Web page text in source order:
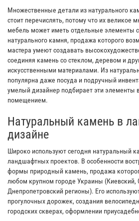
Множественные детали из натурального
стоит перечислять, потому что их великое
мебель может иметь отдельные элементы
натурального камня, продажа которого
мастера умеют создавать
соединяя камень со стеклом, деревом и
искусственными материалами. Из
популярна даже посуда и подручный
умелый дизайнер подбирает эти элементы
помещением.
Натуральный камень в
дизайне
Широко используют сегодня натуральный
ландшафтных проектов. В особенности
формы природный камень, продажа
любом крупном городе Украины (Киевский,
Днепропетровский регионы). Его
прогулочных дорожек, создания
городских скверах, оформлении